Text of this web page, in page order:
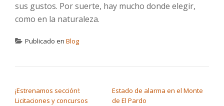
sus gustos. Por suerte, hay mucho donde elegir,
como en la naturaleza.
Publicado en Blog
¡Estrenamos sección!:
Licitaciones y concursos
Estado de alarma en el Monte
de El Pardo